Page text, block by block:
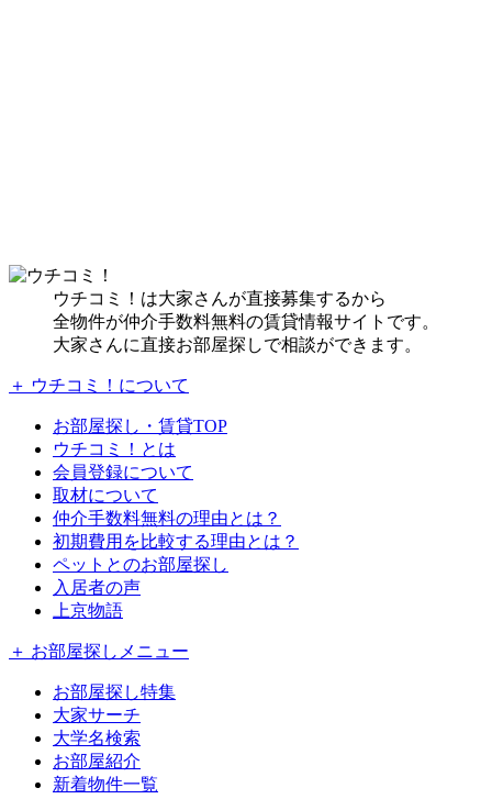
ウチコミ！は大家さんが直接募集するから
全物件が仲介手数料無料の賃貸情報サイトです。
大家さんに直接お部屋探しで相談ができます。
＋ ウチコミ！について
お部屋探し・賃貸TOP
ウチコミ！とは
会員登録について
取材について
仲介手数料無料の理由とは？
初期費用を比較する理由とは？
ペットとのお部屋探し
入居者の声
上京物語
＋ お部屋探しメニュー
お部屋探し特集
大家サーチ
大学名検索
お部屋紹介
新着物件一覧